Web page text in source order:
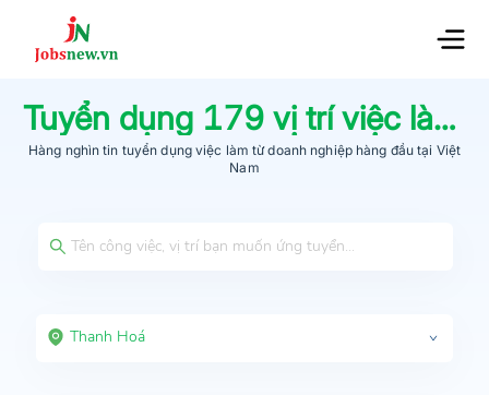
Tuyển dụng 179 vị trí việc làm tại
Hàng nghìn tin tuyển dụng việc làm từdoanh nghiệp hàng đầu tại Việt
Nam
Thanh Hoá